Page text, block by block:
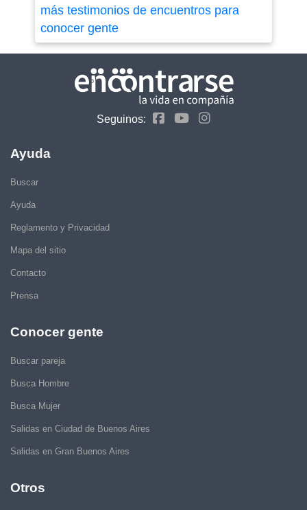
más testimonios de encuentros para
conocer gente
Seguinos:
Ayuda
Buscar
Ayuda
Reglamento y Privacidad
Mapa del sitio
Contacto
Prensa
Conocer gente
Buscar pareja
Busca Hombre
Busca Mujer
Salidas en Ciudad de Buenos Aires
Salidas en Gran Buenos Aires
Otros